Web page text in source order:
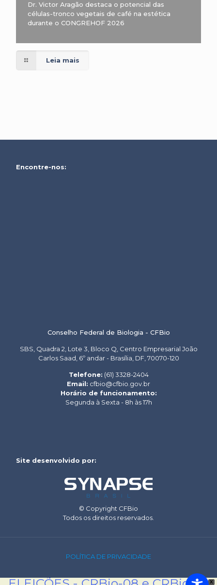
Dr. Victor Aragão destaca o potencial das
células-tronco vegetais de café na estética
durante o CONGREHOF 2026
Leia mais
Encontre-nos:
Conselho Federal de Biologia - CFBio
SBS, Quadra 2, Lote 3, Bloco Q, Centro Empresarial João
Carlos Saad, 6º andar - Brasília, DF, 70070-120
Telefone: (61) 3328-2404
Email: cfbio@cfbio.gov.br
Horário de funcionamento:
Segunda à Sexta - 8h às 17h
Site desenvolvido por:
© Copyright CFBio
Todos os direitos reservados.
POLÍTICA DE PRIVACIDADE
X